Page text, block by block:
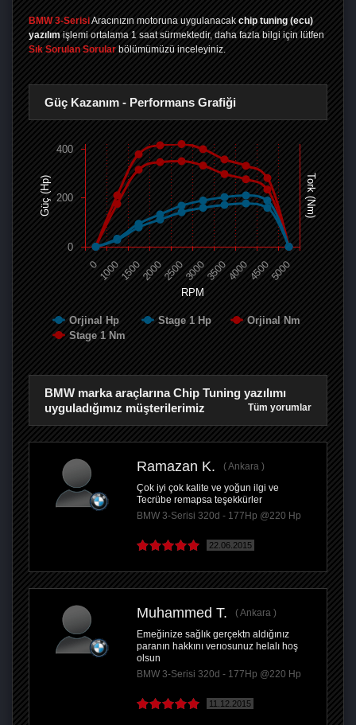
BMW 3-SerisiAracınızın motoruna uygulanacak chip tuning (ecu)
yazılım işlemi ortalama 1 saat sürmektedir, daha fazla bilgi için lütfen
Sık Sorulan Sorular bölümümüzü inceleyiniz.
Güç Kazanım - Performans Grafiği
RPM
Güç (Hp) Tork (Nm)
Orjinal Hp Stage 1 Hp
Orjinal Nm
Stage 1 Nm
0 100015002000250030003500400045005000
0
200
400
BMW marka araçlarına Chip Tuning yazılımı
uyguladığımız müşterilerimiz
Tüm yorumlar
Ramazan K.
Ankara
Çok iyi çok kalite ve yoğun ilgi ve
Tecrübe remapsa teşekkürler
BMW 3-Serisi 320d - 177Hp @220 Hp
22.06.2015
Muhammed T.
Ankara
Emeğinize sağlık gerçektn aldığınız
paranın hakkını verıosunuz helalı hoş
olsun
BMW 3-Serisi 320d - 177Hp @220 Hp
11.12.2015